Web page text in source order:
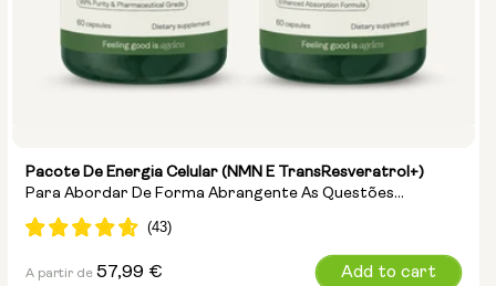
Pacote De Energia Celular (NMN E TransResveratrol+)
Para Abordar De Forma Abrangente As Questões
Relacionadas Com A Energia, A Reparação Do ADN E O
Antienvelhecimento
Preço
A partir de 57,99 € Add to cart